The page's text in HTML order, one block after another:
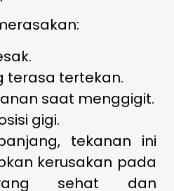
terasa tertekan.
saat menggigit.
gigi.
tekanan ini
kerusakan pada
sehat dan